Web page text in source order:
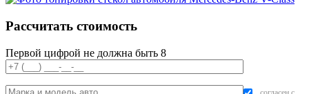
Рассчитать стоимость
Первой цифрой не должна быть 8